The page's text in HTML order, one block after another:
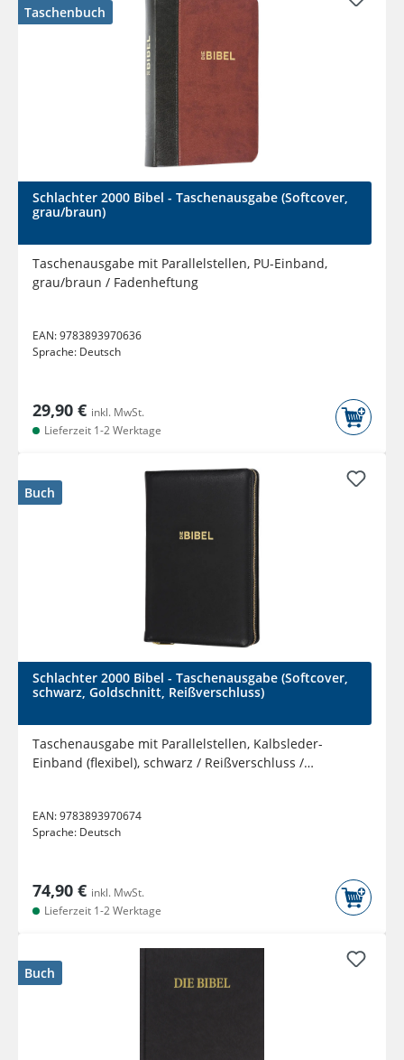
Taschenbuch
Schlachter 2000 Bibel - Taschenausgabe (Softcover,
grau/braun)
Taschenausgabe mit Parallelstellen, PU-Einband,
grau/braun / Fadenheftung
EAN:9783893970636
Sprache: Deutsch
29,90 € inkl. MwSt.
Lieferzeit 1-2 Werktage
Buch
Schlachter 2000 Bibel - Taschenausgabe (Softcover,
schwarz, Goldschnitt, Reißverschluss)
Taschenausgabe mit Parallelstellen, Kalbsleder-
Einband (flexibel), schwarz / Reißverschluss /
EAN:9783893970674
Sprache: Deutsch
74,90 € inkl. MwSt.
Lieferzeit 1-2 Werktage
Buch